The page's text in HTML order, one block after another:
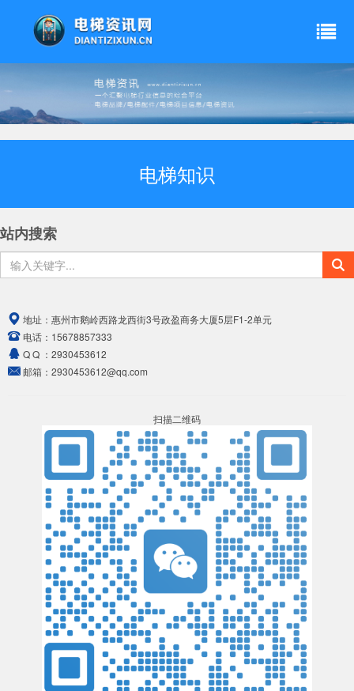
电梯知识
站内搜索
地址： 惠州市鹅岭西路龙西街3号政盈商务大厦5层F1-2单元
电话： 15678857333
Q Q ： 2930453612
邮箱： 2930453612@qq.com
扫描二维码